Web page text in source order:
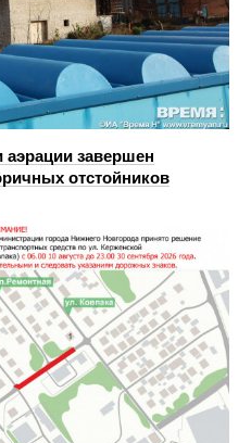
аэрации завершен
отстойников